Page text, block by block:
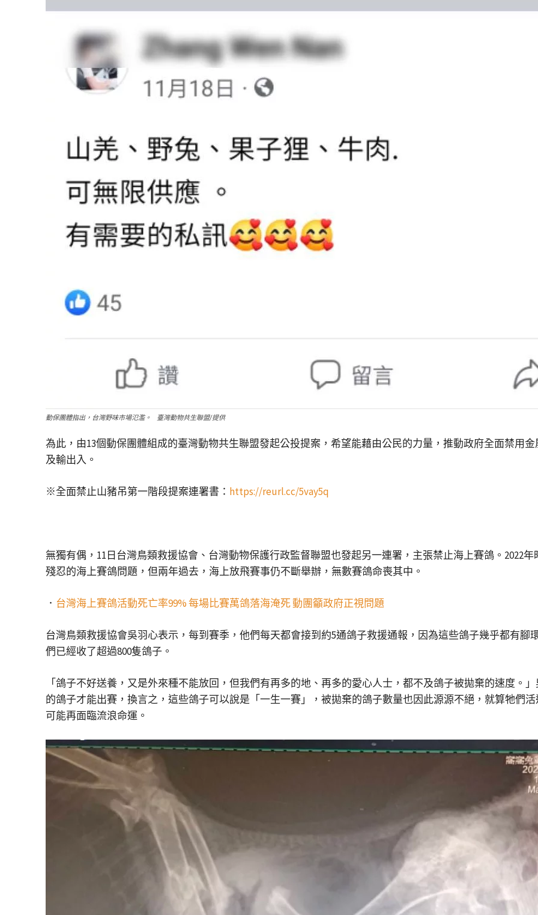
動保團體指出，台灣野味市場氾濫。 臺灣動物共生聯盟/提供
為此，由13個動保團體組成的臺灣動物共生聯盟發起公投提案，希望能藉由公民的力量，推動政府全面禁用
及輸出入。
※全面禁止山豬吊第一階段提案連署書： https://reurl.cc/5vay5q
無獨有偶，11日台灣鳥類救援協會、台灣動物保護行政監督聯盟也發起另一連署，主張禁止海上賽鴿。2022
殘忍的海上賽鴿問題，但兩年過去，海上放飛賽事仍不斷舉辦，無數賽鴿命喪其中。
． 台灣海上賽鴿活動死亡率99% 每場比賽萬鴿落海淹死 動團籲政府正視問題
台灣鳥類救援協會吳羽心表示，每到賽季，他們每天都會接到約5通鴿子救援通報，因為這些鴿子幾乎都有
們已經收了超過800隻鴿子。
「鴿子不好送養，又是外來種不能放回，但我們有再多的地、再多的愛心人士，都不及鴿子被拋棄的速度。
的鴿子才能出賽，換言之，這些鴿子可以說是「一生一賽」，被拋棄的鴿子數量也因此源源不絕，就算牠們
可能再面臨流浪命運。